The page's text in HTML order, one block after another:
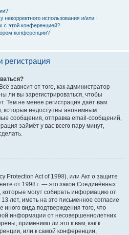
использования и/или
с этой конференцией?
конференции?
зависит от того, как администратор
ли вы зарегистрироваться, чтобы
Тем не менее регистрация даёт вам
которые недоступны анонимным
сообщения, отправка email-сообщений,
займёт у вас всего пару минут,
Protection Act of 1998), или Акт о защите
от 1998 г. — это закон Соединённых
могут собирать информацию от
лет, иметь на это письменное согласие
иного вида подтверждения того, что
информации от несовершеннолетних
применимо ли это к вам, как к
или к самой конференции,